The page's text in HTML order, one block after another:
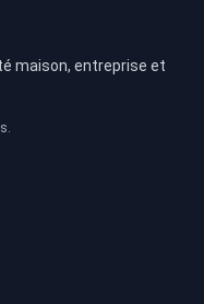
maison, entreprise et